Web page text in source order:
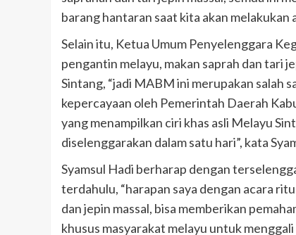
barang hantaran saat kita akan melakukan
Selain itu, Ketua Umum Penyelenggara
pengantin melayu, makan saprah dan tari
Sintang, “jadi MABM ini merupakan salah
kepercayaan oleh Pemerintah Daerah
yang menampilkan ciri khas asli Melayu
diselenggarakan dalam satu hari”, kata
Syamsul Hadi berharap dengan
terdahulu, “harapan saya dengan acara
dan jepin massal, bisa memberikan
khusus masyarakat melayu untuk